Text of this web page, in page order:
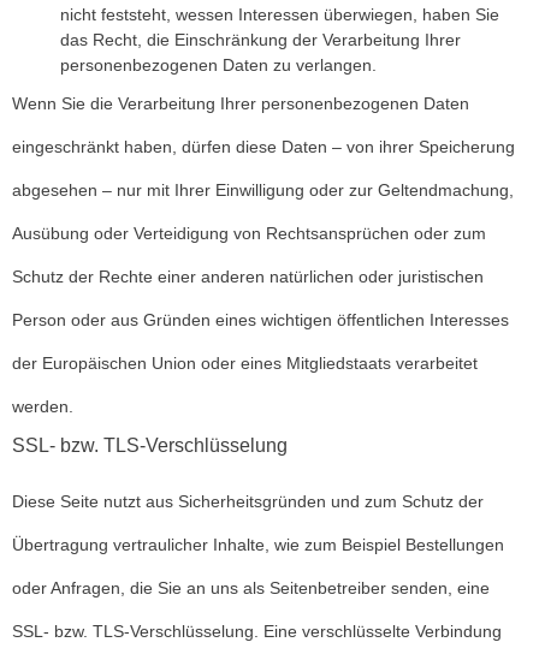
nicht feststeht, wessen Interessen überwiegen, haben Sie
das Recht, die Einschränkung der Verarbeitung Ihrer
personenbezogenen Daten zu verlangen.
Wenn Sie die Verarbeitung Ihrer personenbezogenen Daten
eingeschränkt haben, dürfen diese Daten – von ihrer Speicherung
abgesehen – nur mit Ihrer Einwilligung oder zur Geltendmachung,
Ausübung oder Verteidigung von Rechtsansprüchen oder zum
Schutz der Rechte einer anderen natürlichen oder juristischen
Person oder aus Gründen eines wichtigen öffentlichen Interesses
der Europäischen Union oder eines Mitgliedstaats verarbeitet
werden.
SSL- bzw. TLS-Verschlüsselung
Diese Seite nutzt aus Sicherheitsgründen und zum Schutz der
Übertragung vertraulicher Inhalte, wie zum Beispiel Bestellungen
oder Anfragen, die Sie an uns als Seitenbetreiber senden, eine
SSL- bzw. TLS-Verschlüsselung. Eine verschlüsselte Verbindung